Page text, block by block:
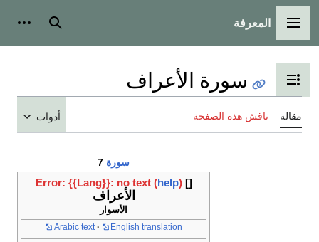
القائمة الرئيسية
المعرفة بحث
تبديل عرض جدول المحتويات
سورة الأعراف
مقالة ناقش هذه الصفحة أدوات
سورة
[]
Error: {{Lang}}: no text (help)
الأعراف
الأسوار
Arabic text English translation